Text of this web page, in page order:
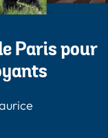
Paris pour